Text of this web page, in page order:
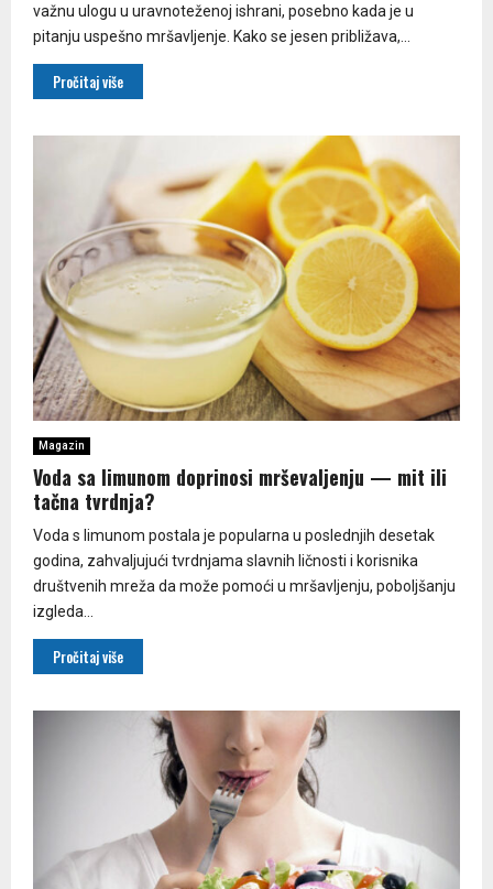
važnu ulogu u uravnoteženoj ishrani, posebno kada je u
pitanju uspešno mršavljenje. Kako se jesen približava,...
Pročitaj više
Magazin
Voda sa limunom doprinosi mrševaljenju — mit ili
tačna tvrdnja?
Voda s limunom postala je popularna u poslednjih desetak
godina, zahvaljujući tvrdnjama slavnih ličnosti i korisnika
društvenih mreža da može pomoći u mršavljenju, poboljšanju
izgleda...
Pročitaj više